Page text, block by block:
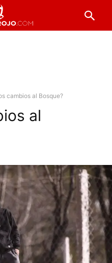
cambios al Bosque?
al